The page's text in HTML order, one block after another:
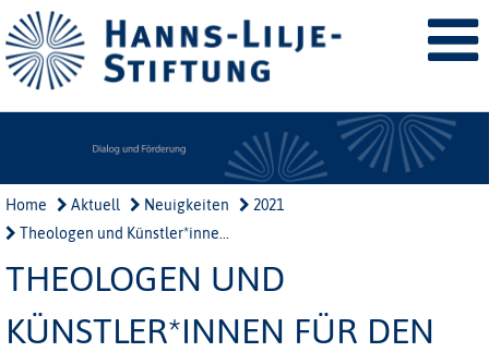
Home Aktuell Neuigkeiten
2021
Theologen und Künstler*inne...
THEOLOGEN UND
KÜNSTLER*INNEN FÜR DEN